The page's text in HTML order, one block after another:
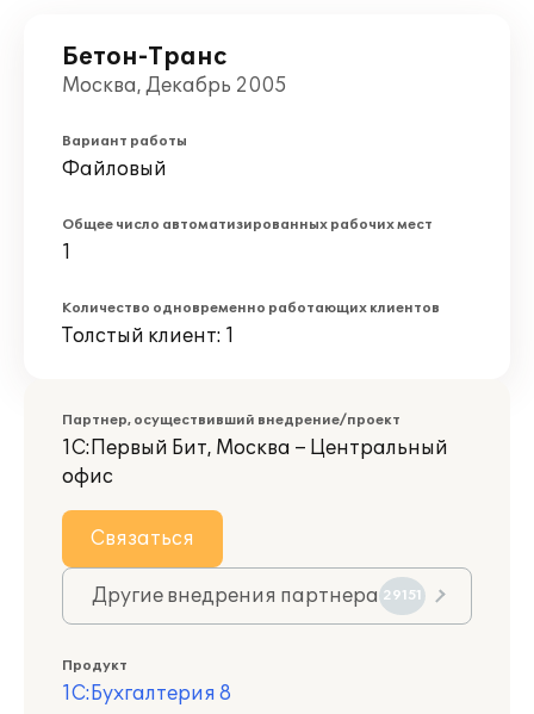
Бетон-Транс
Москва, Декабрь 2005
Вариант работы
Файловый
Общее число автоматизированных рабочих мест
1
Количество одновременно работающих клиентов
Толстый клиент: 1
Партнер, осуществивший внедрение/проект
1С:Первый Бит, Москва – Центральный
офис
Связаться
Другие внедрения партнера 29151
Продукт
1С:Бухгалтерия 8